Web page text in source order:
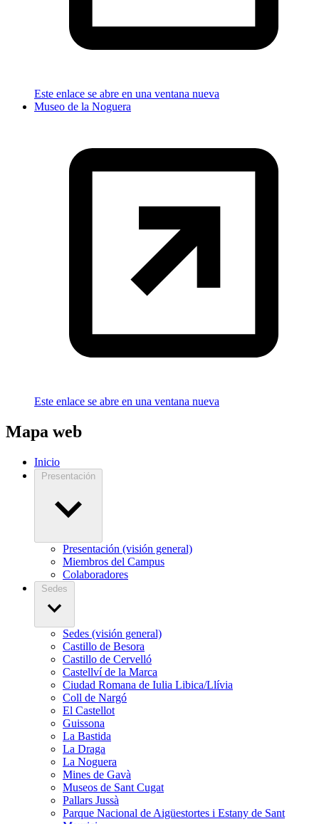
Este enlace se abre en una ventana nueva
Museo de la Noguera
Este enlace se abre en una ventana nueva
Mapa web
Inicio
Presentación
Presentación (visión general)
Miembros del Campus
Colaboradores
Sedes
Sedes (visión general)
Castillo de Besora
Castillo de Cervelló
Castellví de la Marca
Ciudad Romana de Iulia Libica/Llívia
Coll de Nargó
El Castellot
Guissona
La Bastida
La Draga
La Noguera
Mines de Gavà
Museos de Sant Cugat
Pallars Jussà
Parque Nacional de Aigüestortes i Estany de Sant